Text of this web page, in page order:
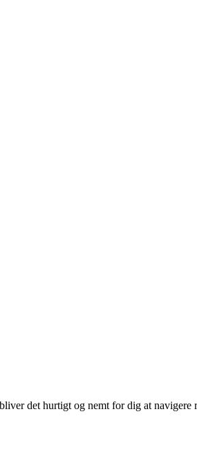
det hurtigt og nemt for dig at navigere